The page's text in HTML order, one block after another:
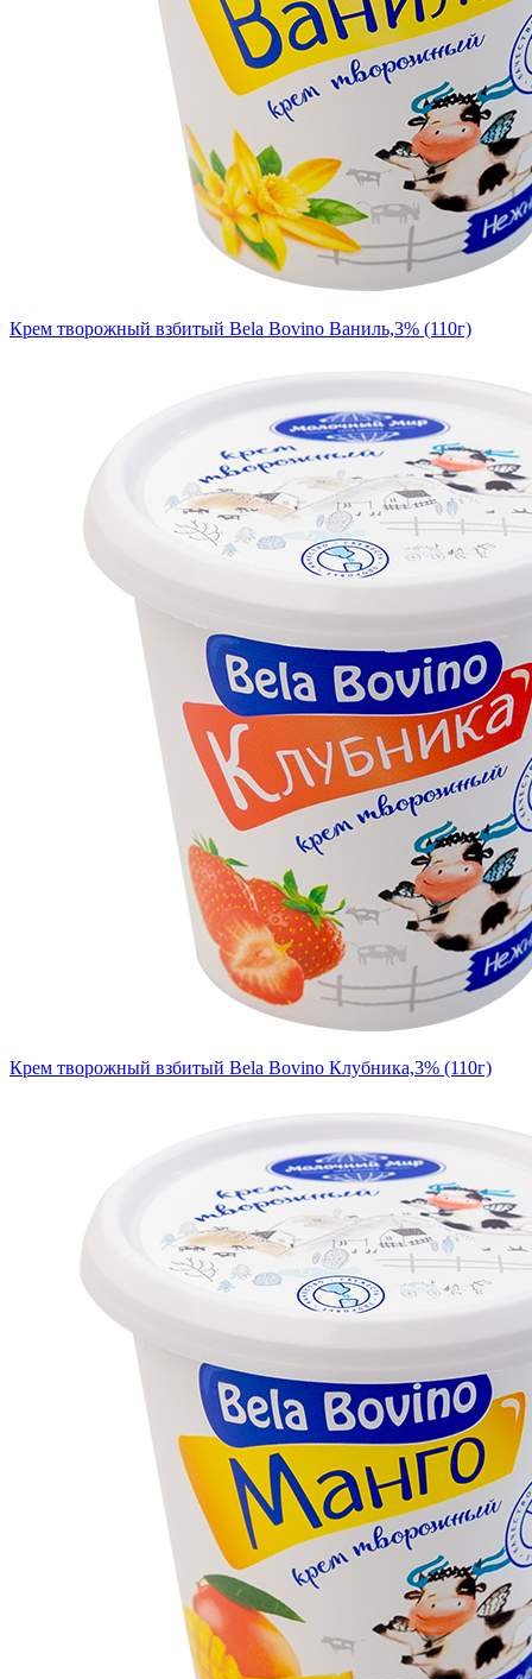
Крем творожный взбитый Bela Bovino Ваниль,3% (110г)
Крем творожный взбитый Bela Bovino Клубника,3% (110г)